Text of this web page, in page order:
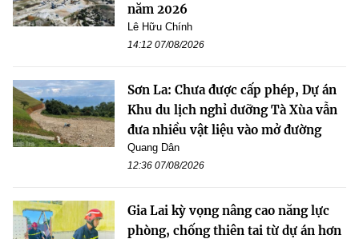
năm 2026
Lê Hữu Chính
14:12 07/08/2026
Sơn La: Chưa được cấp phép, Dự án
Khu du lịch nghỉ dưỡng Tà Xùa vẫn
đưa nhiều vật liệu vào mở đường
Quang Dân
12:36 07/08/2026
Gia Lai kỳ vọng nâng cao năng lực
phòng, chống thiên tai từ dự án hơn